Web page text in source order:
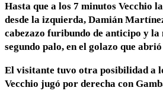
Hasta que a los 7 minutos Vecchio
desde la izquierda, Damián
cabezazo furibundo de anticipo y
segundo palo, en el golazo que
El visitante tuvo otra posibilidad a
Vecchio jugó por derecha con